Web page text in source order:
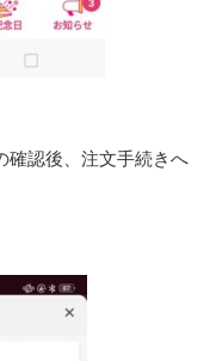
認後、注文手続きへ